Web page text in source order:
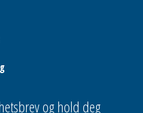
og hold deg